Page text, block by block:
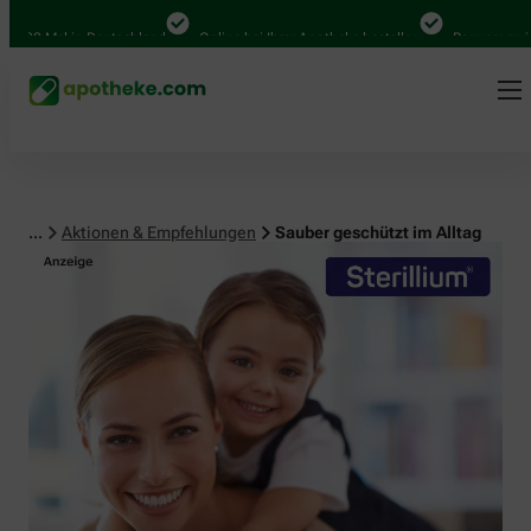
Mal in Deutschland Online bei Ihrer Apotheke bestellen Bequem
... Aktionen & Empfehlungen Sauber geschützt im Alltag